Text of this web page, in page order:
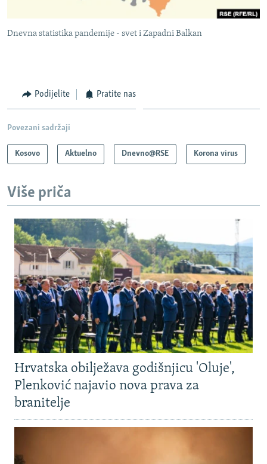
Dnevna statistika pandemije - svet i Zapadni Balkan
Podijelite Pratite nas
Povezani sadržaji
Kosovo Aktuelno Dnevno@RSE Korona virus
Više priča
Hrvatska obilježava godišnjicu 'Oluje',
Plenković najavio nova prava za
branitelje